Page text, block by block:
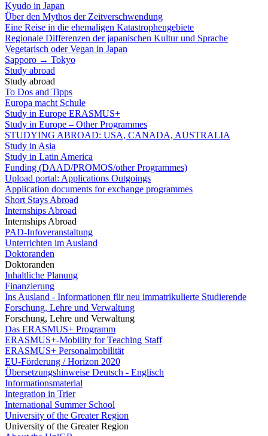
Kyudo in Japan
Über den Mythos der Zeitverschwendung
Eine Reise in die ehemaligen Katastrophengebiete
Regionale Differenzen der japanischen Kultur und Sprache
Vegetarisch oder Vegan in Japan
Sapporo → Tokyo
Study abroad
Study abroad
To Dos and Tipps
Europa macht Schule
Study in Europe ERASMUS+
Study in Europe – Other Programmes
STUDYING ABROAD: USA, CANADA, AUSTRALIA
Study in Asia
Study in Latin America
Funding (DAAD/PROMOS/other Programmes)
Upload portal: Applications Outgoings
Application documents for exchange programmes
Short Stays Abroad
Internships Abroad
Internships Abroad
PAD-Infoveranstaltung
Unterrichten im Ausland
Doktoranden
Doktoranden
Inhaltliche Planung
Finanzierung
Ins Ausland - Informationen für neu immatrikulierte Studierende
Forschung, Lehre und Verwaltung
Forschung, Lehre und Verwaltung
Das ERASMUS+ Programm
ERASMUS+-Mobility for Teaching Staff
ERASMUS+ Personalmobilität
EU-Förderung / Horizon 2020
Übersetzungshinweise Deutsch - Englisch
Informationsmaterial
Integration in Trier
International Summer School
University of the Greater Region
University of the Greater Region